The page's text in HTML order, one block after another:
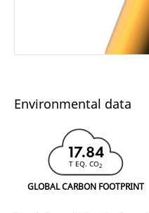
Environmental data
17.84
T EQ. CO2
GLOBAL CARBON FOOTPRINT